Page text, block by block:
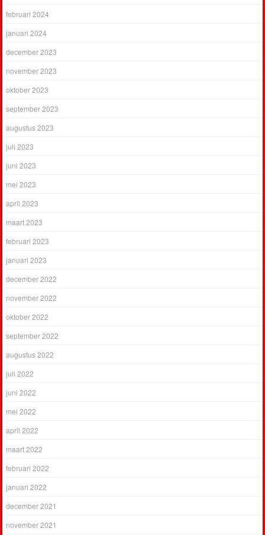
februari 2024
januari 2024
december 2023
november 2023
oktober 2023
september 2023
augustus 2023
juli 2023
juni 2023
mei 2023
april 2023
maart 2023
februari 2023
januari 2023
december 2022
november 2022
oktober 2022
september 2022
augustus 2022
juli 2022
juni 2022
mei 2022
april 2022
maart 2022
februari 2022
januari 2022
december 2021
november 2021